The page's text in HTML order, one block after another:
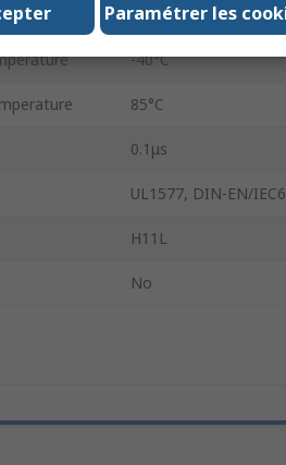
Yes
-40°C
85°C
0.1μs
UL1577, DIN-EN/
H11L
No
Paramétrer les